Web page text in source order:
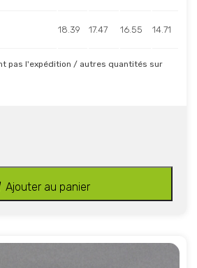
18.39 17.47 16.55 14.71
pas l'expédition / autres quantités sur
Ajouter au panier